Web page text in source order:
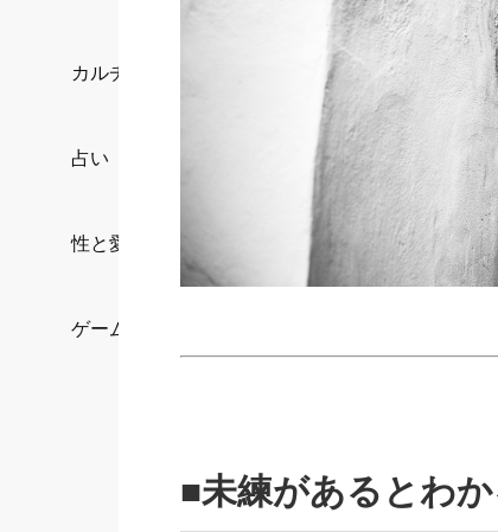
カルチャー/エンタメ
占い
性と愛
ゲーム
■未練があるとわ